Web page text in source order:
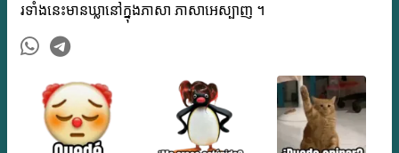
រទាំងនេះមានឃ្លានៅក្នុងភាសា ភាសាអេស្បាញ ។